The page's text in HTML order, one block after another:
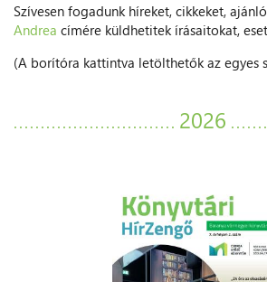
Szívesen fogadunk híreket, cikkeket,
Andrea címére küldhetitek írásaitokat,
(A borítóra kattintva letölthetők az egyes
2026